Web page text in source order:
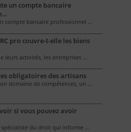
un compte bancaire
compte bancaire professionnel …
pro couvre-t-elle les biens
leurs activités, les entreprises …
obligatoires des artisans
domaine de compétences, un …
si vous pouvez avoir
spécialiste du droit qui informe …